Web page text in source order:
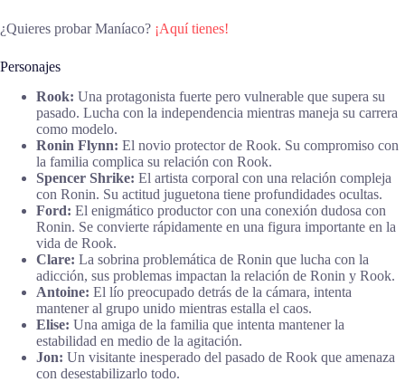
¿Quieres probar Maníaco? ¡Aquí tienes!
Personajes
Rook: Una protagonista fuerte pero vulnerable que supera su
pasado. Lucha con la independencia mientras maneja su carrera
como modelo.
Ronin Flynn: El novio protector de Rook. Su compromiso con
la familia complica su relación con Rook.
Spencer Shrike: El artista corporal con una relación compleja
con Ronin. Su actitud juguetona tiene profundidades ocultas.
Ford: El enigmático productor con una conexión dudosa con
Ronin. Se convierte rápidamente en una figura importante en la
vida de Rook.
Clare: La sobrina problemática de Ronin que lucha con la
adicción, sus problemas impactan la relación de Ronin y Rook.
Antoine: El lío preocupado detrás de la cámara, intenta
mantener al grupo unido mientras estalla el caos.
Elise: Una amiga de la familia que intenta mantener la
estabilidad en medio de la agitación.
Jon: Un visitante inesperado del pasado de Rook que amenaza
con desestabilizarlo todo.